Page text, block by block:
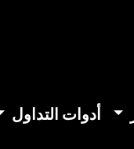
أدوات التداول